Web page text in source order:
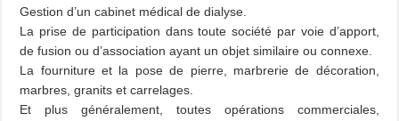
Gestion d’un cabinet médical de dialyse.
La prise de participation dans toute société par voie d’apport,
de fusion ou d’association ayant un objet similaire ou connexe.
La fourniture et la pose de pierre, marbrerie de décoration,
marbres, granits et carrelages.
Et plus généralement, toutes opérations commerciales,